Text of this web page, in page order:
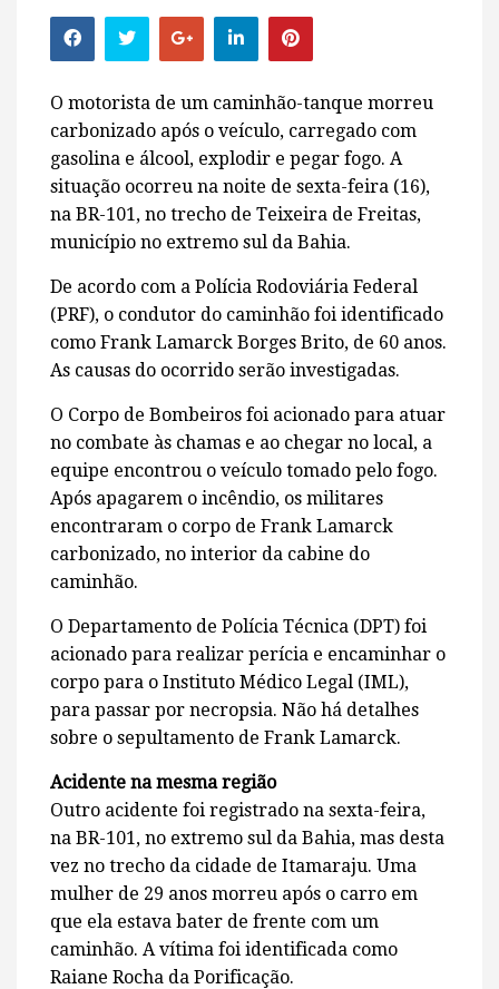
O motorista de um caminhão-tanque morreu
carbonizado após o veículo, carregado com
gasolina e álcool, explodir e pegar fogo. A
situação ocorreu na noite de sexta-feira (16),
na BR-101, no trecho de Teixeira de Freitas,
município no extremo sul da Bahia.
De acordo com a Polícia Rodoviária Federal
(PRF), o condutor do caminhão foi identificado
como Frank Lamarck Borges Brito, de 60 anos.
As causas do ocorrido serão investigadas.
O Corpo de Bombeiros foi acionado para atuar
no combate às chamas e ao chegar no local, a
equipe encontrou o veículo tomado pelo fogo.
Após apagarem o incêndio, os militares
encontraram o corpo de Frank Lamarck
carbonizado, no interior da cabine do
caminhão.
O Departamento de Polícia Técnica (DPT) foi
acionado para realizar perícia e encaminhar o
corpo para o Instituto Médico Legal (IML),
para passar por necropsia. Não há detalhes
sobre o sepultamento de Frank Lamarck.
Acidente na mesma região
Outro acidente foi registrado na sexta-feira,
na BR-101, no extremo sul da Bahia, mas desta
vez no trecho da cidade de Itamaraju. Uma
mulher de 29 anos morreu após o carro em
que ela estava bater de frente com um
caminhão. A vítima foi identificada como
Raiane Rocha da Porificação.